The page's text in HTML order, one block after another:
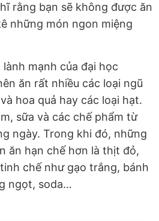
rằng bạn sẽ không được ăn
những món ngon miệng
mạnh của đại học
ăn rất nhiều các loại ngũ
hoa quả hay các loại hạt.
sữa và các chế phẩm từ
ngày. Trong khi đó, những
ăn hạn chế hơn là thịt đỏ,
chế như gạo trắng, bánh
ngọt, soda…